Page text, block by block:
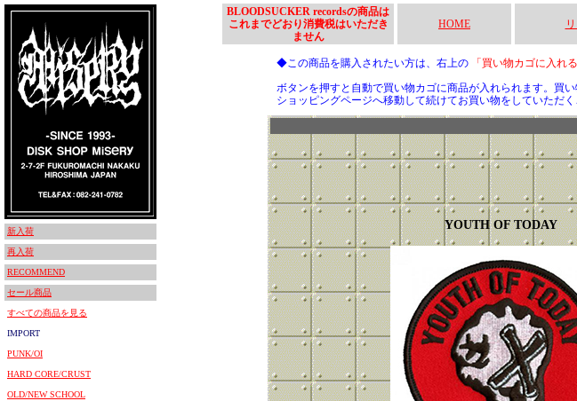
新入荷
再入荷
RECOMMEND
セール商品
すべての商品を見る
IMPORT
PUNK/OI
HARD CORE/CRUST
OLD/NEW SCHOOL
BLOODSUCKER recordsの商品は
これまでどおり消費税はいただき
ません
HOME
◆この商品を購入されたい方は、右上の 「買い物カゴに入れる
ボタンを押すと自動で買い物カゴに商品が入れられます。買
ショッピングページへ移動して続けてお買い物をしていただく
YOUTH OF TODAY